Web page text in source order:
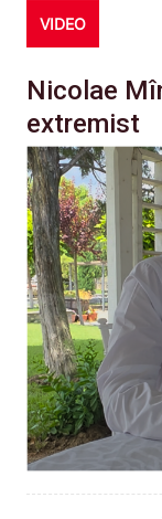
VIDEO
Nicolae
extremist